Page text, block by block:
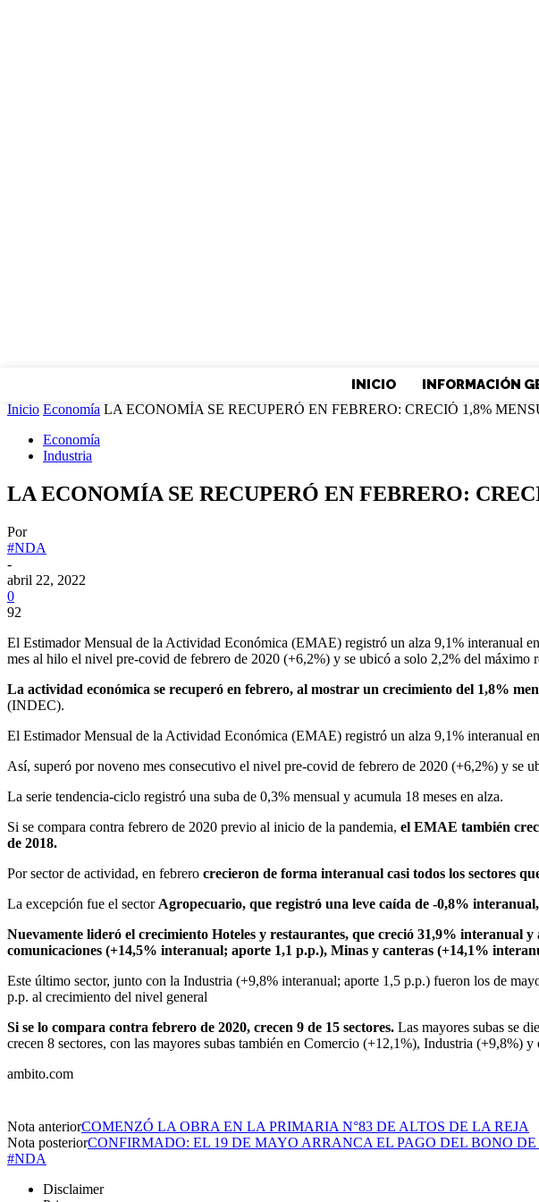
INICIO INFORMACIÓN
Inicio Economía LA ECONOMÍA SE RECUPERÓ EN FEBRERO: CRECIÓ 1,8%
Economía
Industria
LA ECONOMÍA SE RECUPERÓ EN FEBRERO:
Por
#NDA
-
abril 22, 2022
0
92
El Estimador Mensual de la Actividad Económica (EMAE) registró un alza 9,1% interanual
mes al hilo el nivel pre-covid de febrero de 2020 (+6,2%) y se ubicó a solo 2,2% del máximo
La actividad económica se recuperó en febrero, al mostrar un crecimiento del 1,8%
(INDEC).
El Estimador Mensual de la Actividad Económica (EMAE) registró un alza 9,1% interanual
Así, superó por noveno mes consecutivo el nivel pre-covid de febrero de 2020 (+6,2%) y se
La serie tendencia-ciclo registró una suba de 0,3% mensual y acumula 18 meses en alza.
Si se compara contra febrero de 2020 previo al inicio de la pandemia, el EMAE también
de 2018.
Por sector de actividad, en febrero crecieron de forma interanual casi todos los sectores
La excepción fue el sector Agropecuario, que registró una leve caída de -0,8% interanual,
Nuevamente lideró el crecimiento Hoteles y restaurantes, que creció 31,9% interanual
comunicaciones (+14,5% interanual; aporte 1,1 p.p.), Minas y canteras (+14,1%
Este último sector, junto con la Industria (+9,8% interanual; aporte 1,5 p.p.) fueron los de
p.p. al crecimiento del nivel general
Si se lo compara contra febrero de 2020, crecen 9 de 15 sectores. Las mayores subas se
crecen 8 sectores, con las mayores subas también en Comercio (+12,1%), Industria (+9,8%)
ambito.com
Nota anteriorCOMENZÓ LA OBRA EN LA PRIMARIA N°83 DE ALTOS DE LA REJA
Nota posteriorCONFIRMADO: EL 19 DE MAYO ARRANCA EL PAGO DEL BONO DE
#NDA
Disclaimer